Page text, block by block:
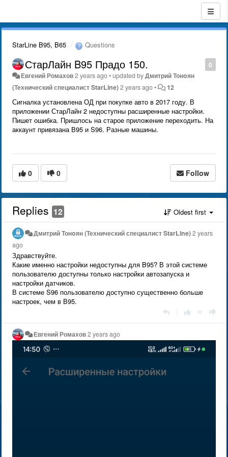
StarLine B95, B65 Questions
0
СтарЛайн B95 Прадо 150.
Евгений Ромахов2 years ago•updated byДмитрий Тонoян
(Технический специалист StarLine)2 years ago• 12
Сигналка установлена ОД при покупке авто в 2017 году. В
приложении СтарЛайн 2 недоступны расширенные настройки.
Пишет ошибка. Пришлось на старое приложение переходить. На
аккаунт привязана В95 и S96. Разные машины.
0 0 Follow
Replies 12 Oldest first
Дмитрий Тонoян (Технический специалист StarLine)2 years
ago
Здравствуйте.
Какие именно настройки недоступны для B95? В этой системе
пользователю доступны только настройки автозапуска и
настройки датчиков.
В системе S96 пользователю доступно существенно больше
настроек, чем в В95.
Евгений Ромахов2 years ago